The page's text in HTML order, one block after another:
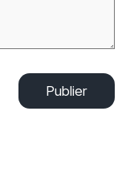
Publier